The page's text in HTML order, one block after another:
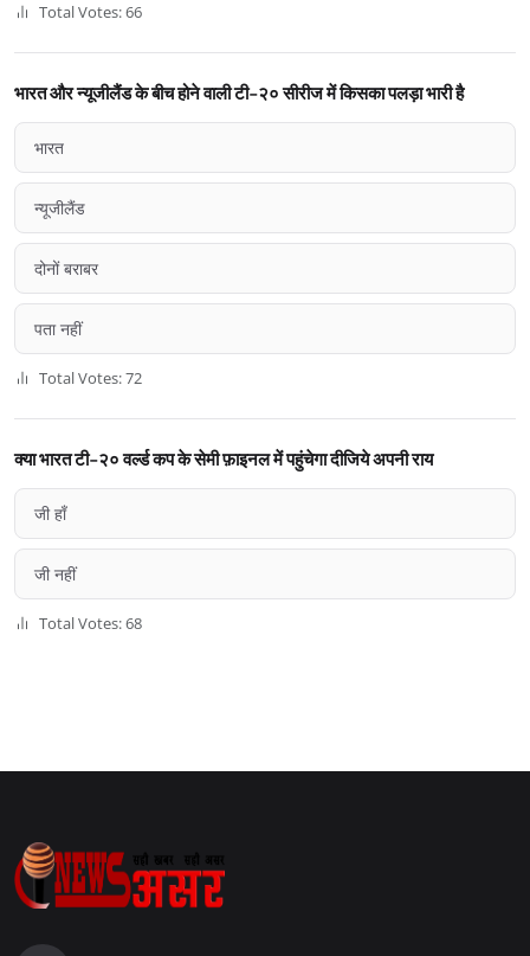
Total Votes: 66
भारत और न्यूजीलैंड के बीच होने वाली टी-२० सीरीज में किसका पलड़ा भारी है
भारत
न्यूजीलैंड
दोनों बराबर
पता नहीं
Total Votes: 72
क्या भारत टी-२० वर्ल्ड कप के सेमी फ़ाइनल में पहुंचेगा दीजिये अपनी राय
जी हाँ
जी नहीं
Total Votes: 68